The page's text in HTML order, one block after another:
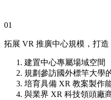
01
拓展 VR 推廣中心規模，打造
建置中心專屬場域空間
規劃參訪國外標竿大學
培育具備 XR 教案製作
與業界 XR 科技領頭廠